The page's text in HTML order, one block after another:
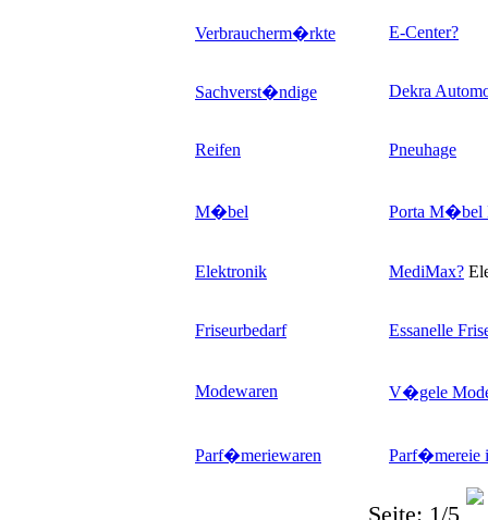
Verbraucherm�rkte E-Center?
Sachverst�ndige Dekra
Reifen Pneuhage
M�bel Porta M�bel
Elektronik MediMax?
Friseurbedarf Essanelle
Modewaren V�gele
Parf�meriewaren Parf�mereie
Seite: 1/5